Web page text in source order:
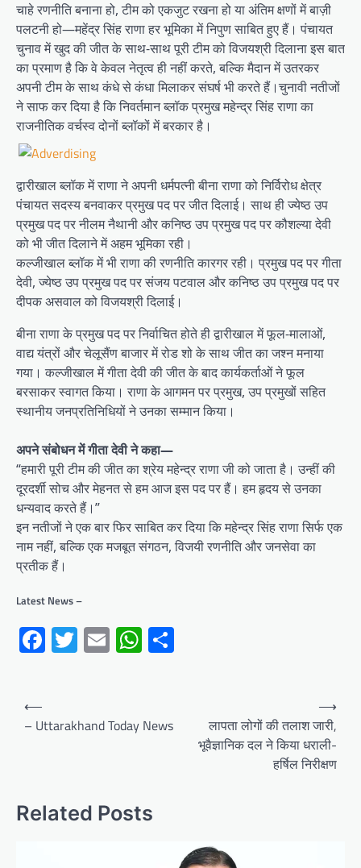
चाहे रणनीति बनाना हो, टीम को एकजुट रखना हो या अंतिम क्षणों में बाज़ी
पलटनी हो—महेंद्र सिंह राणा हर भूमिका में निपुण साबित हुए हैं। पंचायत
चुनाव में खुद की जीत के साथ-साथ पूरी टीम को विजयश्री दिलाना इस बात
का प्रमाण है कि वे केवल नेतृत्व ही नहीं करते, बल्कि मैदान में उतरकर
अपनी टीम के साथ कंधे से कंधा मिलाकर संघर्ष भी करते हैं।चुनावी नतीजों
ने साफ कर दिया है कि निवर्तमान ब्लॉक प्रमुख महेन्द्र सिंह राणा का
राजनीतिक वर्चस्व दोनों ब्लॉकों में बरकार है।
द्वारीखाल ब्लॉक में राणा ने अपनी धर्मपत्नी बीना राणा को निर्विरोध क्षेत्र
पंचायत सदस्य बनवाकर प्रमुख पद पर जीत दिलाई। साथ ही ज्येष्ठ उप
प्रमुख पद पर नीलम नैथानी और कनिष्ठ उप प्रमुख पद पर कौशल्या देवी
को भी जीत दिलाने में अहम भूमिका रही।
कल्जीखाल ब्लॉक में भी राणा की रणनीति कारगर रही। प्रमुख पद पर गीता
देवी, ज्येष्ठ उप प्रमुख पद पर संजय पटवाल और कनिष्ठ उप प्रमुख पद पर
दीपक असवाल को विजयश्री दिलाई।
बीना राणा के प्रमुख पद पर निर्वाचित होते ही द्वारीखाल में फूल-मालाओं,
वाद्य यंत्रों और चेलूसैंण बाजार में रोड शो के साथ जीत का जश्न मनाया
गया। कल्जीखाल में गीता देवी की जीत के बाद कार्यकर्ताओं ने फूल
बरसाकर स्वागत किया। राणा के आगमन पर प्रमुख, उप प्रमुखों सहित
स्थानीय जनप्रतिनिधियों ने उनका सम्मान किया।
अपने संबोधन में गीता देवी ने कहा—
“हमारी पूरी टीम की जीत का श्रेय महेन्द्र राणा जी को जाता है। उन्हीं की
दूरदर्शी सोच और मेहनत से हम आज इस पद पर हैं। हम हृदय से उनका
धन्यवाद करते हैं।”
इन नतीजों ने एक बार फिर साबित कर दिया कि महेन्द्र सिंह राणा सिर्फ एक
नाम नहीं, बल्कि एक मजबूत संगठन, विजयी रणनीति और जनसेवा का
प्रतीक हैं।
Latest News –
Facebook
Twitter
EmailWhatsApp
Post
navigation
⟵
– Uttarakhand Today News
लापता लोगों की तलाश जारी,
भूवैज्ञानिक दल ने किया धराली-
हर्षिल निरीक्षण
⟶
Related Posts